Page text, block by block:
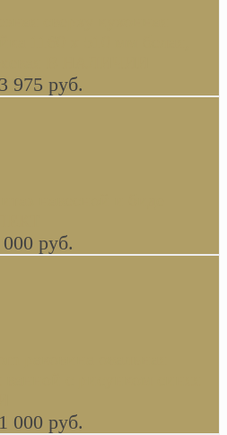
1160 x 510 мм белая,
В НАЛИЧИИ
975 руб.
руб.
раковина овальная
с рисунком синяя
000 руб.